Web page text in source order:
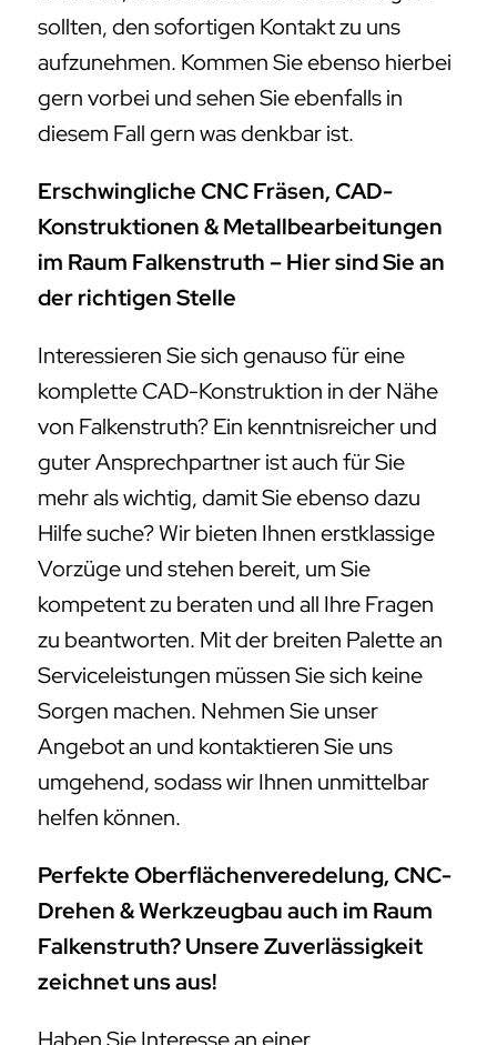
sollten, den sofortigen Kontakt zu uns
aufzunehmen. Kommen Sie ebenso hierbei
gern vorbei und sehen Sie ebenfalls in
diesem Fall gern was denkbar ist.
Erschwingliche CNC Fräsen, CAD-
Konstruktionen & Metallbearbeitungen
im Raum Falkenstruth – Hier sind Sie an
der richtigen Stelle
Interessieren Sie sich genauso für eine
komplette CAD-Konstruktion in der Nähe
von Falkenstruth? Ein kenntnisreicher und
guter Ansprechpartner ist auch für Sie
mehr als wichtig, damit Sie ebenso dazu
Hilfe suche? Wir bieten Ihnen erstklassige
Vorzüge und stehen bereit, um Sie
kompetent zu beraten und all Ihre Fragen
zu beantworten. Mit der breiten Palette an
Serviceleistungen müssen Sie sich keine
Sorgen machen. Nehmen Sie unser
Angebot an und kontaktieren Sie uns
umgehend, sodass wir Ihnen unmittelbar
helfen können.
Perfekte Oberflächenveredelung, CNC-
Drehen & Werkzeugbau auch im Raum
Falkenstruth? Unsere Zuverlässigkeit
zeichnet uns aus!